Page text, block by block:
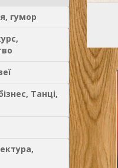
гумор
Танці,
..